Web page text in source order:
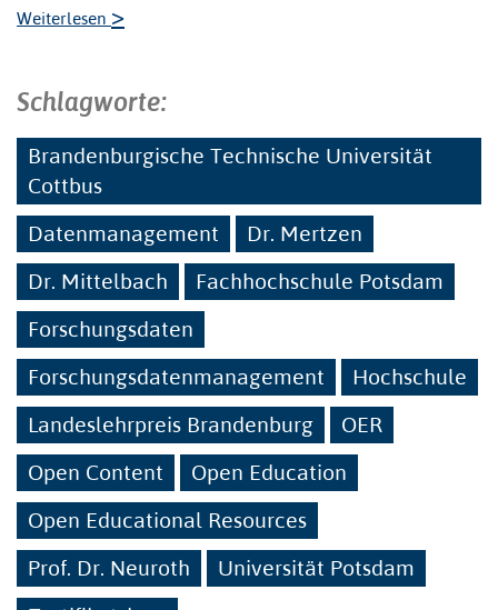
Weiterlesen >
Schlagworte:
Brandenburgische Technische Universität
Cottbus
Datenmanagement
Dr. Mertzen
Dr. Mittelbach
Fachhochschule Potsdam
Forschungsdaten
Forschungsdatenmanagement
Hochschule
Landeslehrpreis Brandenburg
OER
Open Content
Open Education
Open Educational Resources
Prof. Dr. Neuroth
Universität Potsdam